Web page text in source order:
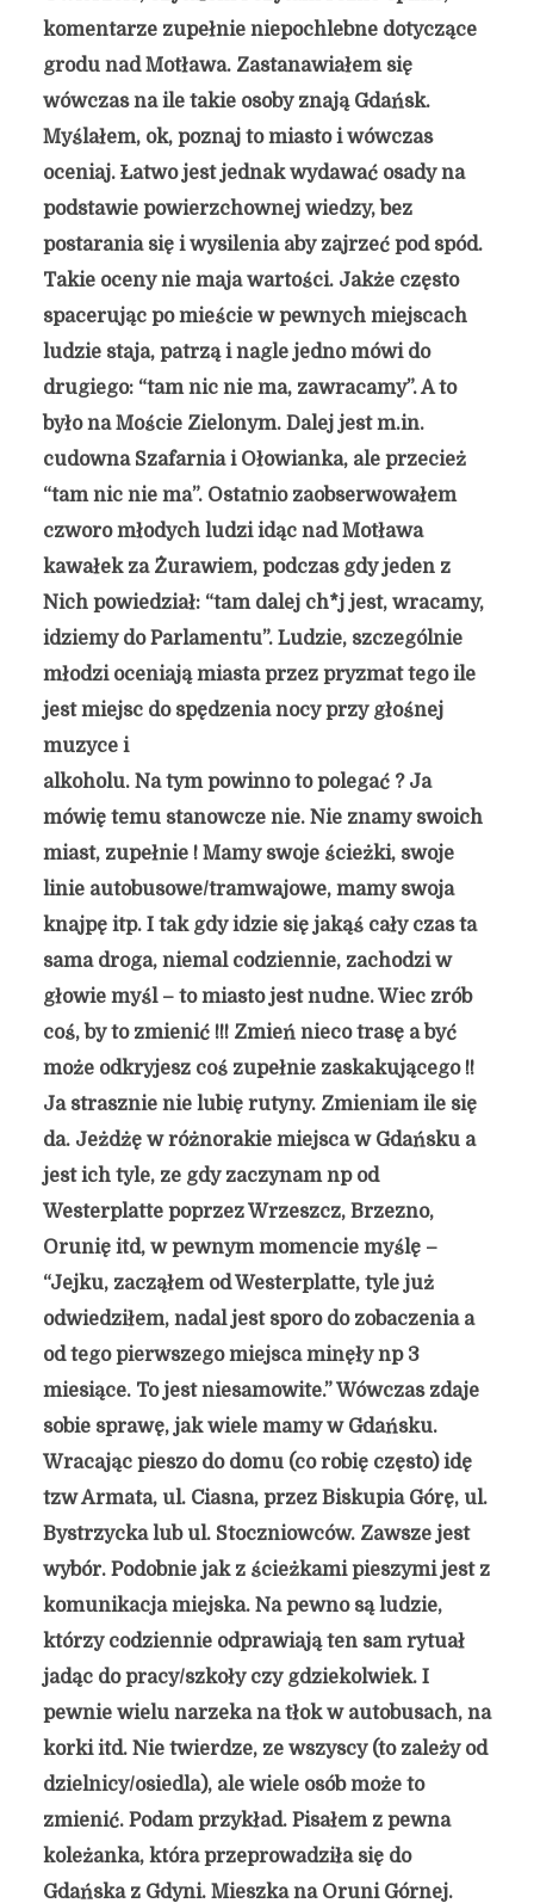
komentarze zupełnie niepochlebne dotyczące
grodu nad Motława. Zastanawiałem się
wówczas na ile takie osoby znają Gdańsk.
Myślałem, ok, poznaj to miasto i wówczas
oceniaj. Łatwo jest jednak wydawać osadyna
podstawie powierzchownej wiedzy, bez
postarania się i wysilenia aby zajrzeć pod spód.
Takie oceny nie maja wartości. Jakże często
spacerując po mieście w pewnych miejscach
ludzie staja, patrzą i nagle jedno mówi do
drugiego: “tam nic nie ma, zawracamy”. A to
było na Moście Zielonym. Dalej jest m.in.
cudowna Szafarnia i Ołowianka, ale przecież
“tam nic nie ma”. Ostatnio zaobserwowałem
czworo młodych ludzi idąc nad Motława
kawałek za Żurawiem, podczas gdy jeden z
Nich powiedział: “tam dalej ch*j jest, wracamy,
idziemy do Parlamentu”. Ludzie, szczególnie
młodzi oceniają miasta przez pryzmat tego ile
jest miejsc do spędzenia nocy przy głośnej
muzyce i
alkoholu. Na tym powinno to polegać ? Ja
mówię temu stanowcze nie. Nie znamy swoich
miast, zupełnie ! Mamy swoje ścieżki, swoje
linie autobusowe/tramwajowe, mamy swoja
knajpę itp. I tak gdy idzie się jakąś cały czas ta
sama droga, niemal codziennie, zachodzi w
głowie myśl – to miasto jest nudne. Wiec zrób
coś, by to zmienić !!! Zmień nieco trasę a być
może odkryjesz coś zupełnie zaskakującego !!
Ja strasznie nie lubię rutyny. Zmieniam ile się
da. Jeżdżę w różnorakie miejsca w Gdańsku a
jest ich tyle, ze gdy zaczynam np od
Westerplatte poprzez Wrzeszcz, Brzezno,
Orunię itd, w pewnym momencie myślę –
“Jejku, zacząłem od Westerplatte, tyle już
odwiedziłem, nadal jest sporo do zobaczenia a
od tego pierwszego miejsca minęły np 3
miesiące. To jest niesamowite.” Wówczas zdaje
sobie sprawę, jak wiele mamy w Gdańsku.
Wracając pieszo do domu (co robię często) idę
tzw Armata, ul. Ciasna, przez Biskupia Górę, ul.
Bystrzycka lub ul. Stoczniowców. Zawsze jest
wybór. Podobnie jak z ścieżkami pieszymi jest z
komunikacja miejska. Na pewno są ludzie,
którzy codziennie odprawiają ten sam rytuał
jadąc do pracy/szkoły czy gdziekolwiek. I
pewnie wielu narzeka na tłok w autobusach, na
korki itd. Nie twierdze, ze wszyscy (to zależy od
dzielnicy/osiedla), ale wiele osób może to
zmienić. Podam przykład. Pisałem z pewna
koleżanka, która przeprowadziła się do
Gdańska z Gdyni. Mieszka na Oruni Górnej.